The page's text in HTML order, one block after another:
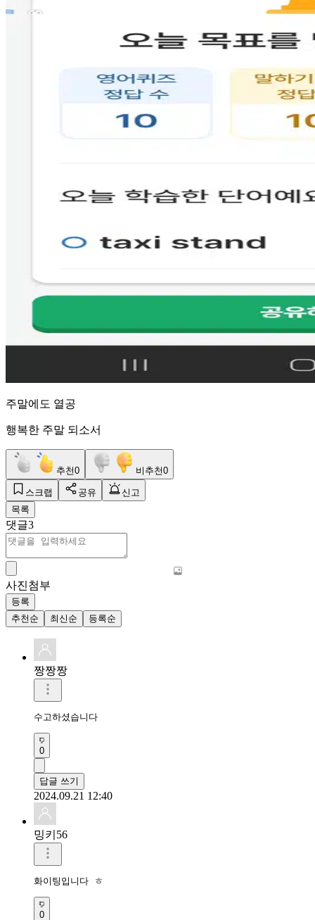
주말에도 열공
행복한 주말 되소서
추천0 비추천0
스크랩 공유
신고
목록
댓글3
사진첨부
등록
추천순
최신순 등록순
짱짱짱
수고하셨습니다
0
답글 쓰기
2024.09.21 12:40
밍키56
화이팅입니다 ㅎ
0